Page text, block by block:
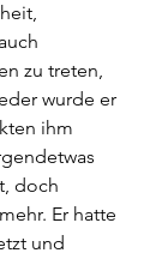
zu treten,
wurde er
ihm
doch
Er hatte
und